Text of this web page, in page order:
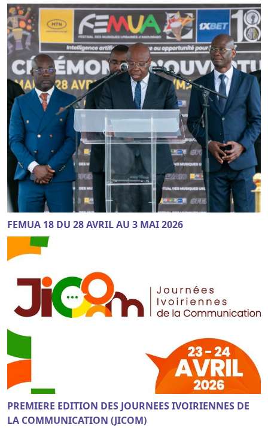
FEMUA 18 DU 28 AVRIL AU 3 MAI 2026
PREMIERE EDITION DES JOURNEES IVOIRIENNES DE
LA COMMUNICATION (JICOM)